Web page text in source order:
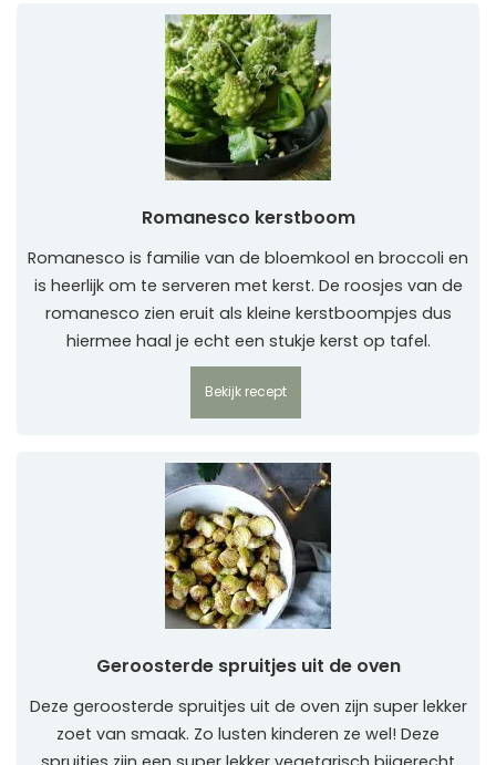
Romanesco kerstboom
Romanesco is familie van de bloemkool en broccoli en
is heerlijk om te serveren met kerst. De roosjes van de
romanesco zien eruit als kleine kerstboompjes dus
hiermee haal je echt een stukje kerst op tafel.
Bekijk recept
Geroosterde spruitjes uit de oven
Deze geroosterde spruitjes uit de oven zijn super lekker
zoet van smaak. Zo lusten kinderen ze wel! Deze